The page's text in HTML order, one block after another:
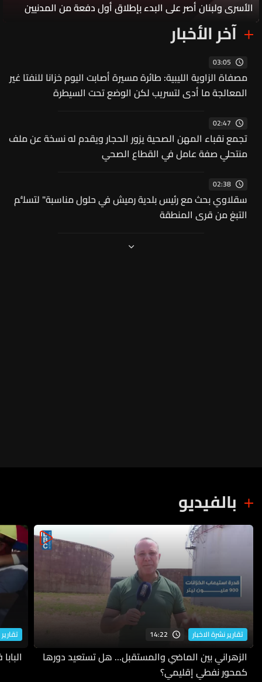
آخر الأخبار
03:05
مصفاة الزاوية الليبية: طائرة مسيرة أصابت اليوم خزانا للنفتا غير
المعالجة ما أدى لتسريب لكن الوضع تحت السيطرة
02:47
تجمع نقباء المهن الصحية يزور الحجار ويقدم له نسخة عن ملف
منتحلي صفة عامل في القطاع الصحي
02:38
سقلاوي بحث مع رئيس بلدية رميش في حلول مناسبة" لتسلُّم
التبغ من قرى المنطقة
الأسرى ولبنان أصر على البدء بإطلاق أول دفعة من المدنيين
بالفيديو
تقارير نشرة الاخبار 14:22
الزهراني بين الماضي والمستقبل... هل تستعيد دورها
كمحور نفطي إقليمي؟